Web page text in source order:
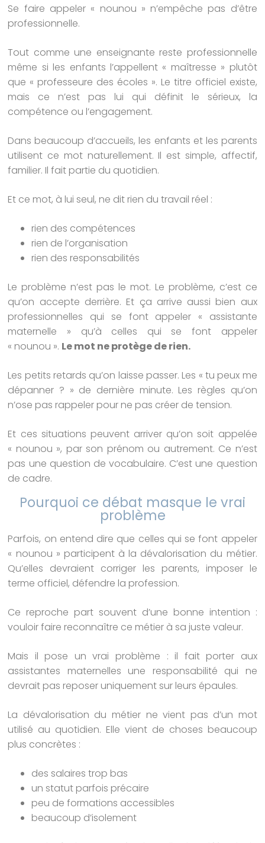
Se faire appeler « nounou » n’empêche pas d’être
professionnelle.
Tout comme une enseignante reste professionnelle
même si les enfants l’appellent « maîtresse » plutôt
que « professeure des écoles ». Le titre officiel existe,
mais ce n’est pas lui qui définit le sérieux, la
compétence ou l’engagement.
Dans beaucoup d’accueils, les enfants et les parents
utilisent ce mot naturellement. Il est simple, affectif,
familier. Il fait partie du quotidien.
Et ce mot, à lui seul, ne dit rien du travail réel :
rien des compétences
rien de l’organisation
rien des responsabilités
Le problème n’est pas le mot. Le problème, c’est ce
qu’on accepte derrière. Et ça arrive aussi bien aux
professionnelles qui se font appeler « assistante
maternelle » qu’à celles qui se font appeler
« nounou ». Le mot ne protège de rien.
Les petits retards qu’on laisse passer. Les « tu peux me
dépanner ? » de dernière minute. Les règles qu’on
n’ose pas rappeler pour ne pas créer de tension.
Et ces situations peuvent arriver qu’on soit appelée
« nounou », par son prénom ou autrement. Ce n’est
pas une question de vocabulaire. C’est une question
de cadre.
Pourquoi ce débat masque le vrai
problème
Parfois, on entend dire que celles qui se font appeler
« nounou » participent à la dévalorisation du métier.
Qu’elles devraient corriger les parents, imposer le
terme officiel, défendre la profession.
Ce reproche part souvent d’une bonne intention :
vouloir faire reconnaître ce métier à sa juste valeur.
Mais il pose un vrai problème : il fait porter aux
assistantes maternelles une responsabilité qui ne
devrait pas reposer uniquement sur leurs épaules.
La dévalorisation du métier ne vient pas d’un mot
utilisé au quotidien. Elle vient de choses beaucoup
plus concrètes :
des salaires trop bas
un statut parfois précaire
peu de formations accessibles
beaucoup d’isolement